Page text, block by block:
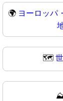
🌍 ヨーロッパ
🗺